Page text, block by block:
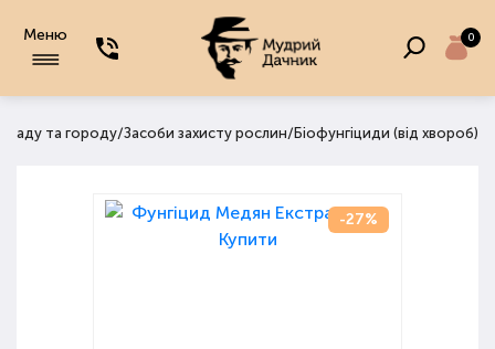
Меню 0
саду та городу/Засоби захисту рослин/ Біофунгіциди (від хвороб)
-27%